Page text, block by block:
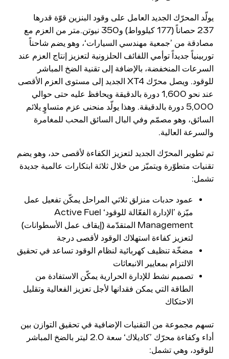
يولّد المحرّك الجديد العامل على وقود البنزين قوّة قدرها
237 حصاناً (177 كيلوواط) و350 نيوتن.متر من العزم مع
مصادقة من ’جمعية مهندسي السيارات‘، وهو يضم شاحناً
توربينياً جديداً توأمي اللفائف الحلزونية لتعزيز إنتاج العزم عند
السرعات المنخفضة، بالإضافة إلى تقنية الضخ المباشر
للوقود. ويصل محرّك XT4 الجديد إلى مستوى العزم الأقصى
عند نحو 1,600 دورة بالدقيقة ويحافظ عليه حتى حوالي
5,000 دورة بالدقيقة. وهذا يولّد منحنى عزم متساوٍ يلائم
السائق، وهو مصمّم وفي البال السائق المحب للمغامرة
والسرعة العالية.
تم تطوير المحرّك الجديد لتعزيز الكفاءة لأقصى حد، وهو يضم
تقنيات متطوّرة ويتميّز من خلال ثلاثة ابتكارات عالمية جديدة
تشمل:
عمود حدبات منزلق ثلاثي المراحل يمكّن تفعيل عمل
ميّزة ’الإدارة الفعّالة للوقود‘ Active Fuel
Management المتقدّمة (إيقاف عمل الأسطوانات)
لتعزيز كفاءة استهلاك الوقود لأقصى درجة
مضخّة تنظيف كهربائية لنظام الوقود تساعد في تحقيق
الالتزام بمعايير الانبعاثات
تصميم نشط للإدارة الحرارية يمكّن الاستفادة من
الطاقة التي يمكن فقدانها لأجل تعزيز الفعالية وتقليل
الاحتكاك
تسهم مجموعة من التقنيات الإضافية في تحقيق التوازن بين
أداء وكفاءة محرّك ’كاديلاك‘ سعة 2.0 ليتر بالضخ المباشر
للوقود، وهي تشمل: